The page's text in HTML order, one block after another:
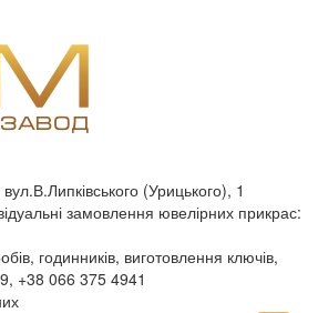
(Урицького), 1
замовлення ювелірних прикрас:
годинників, виготовлення ключів,
+38 066 375 4941